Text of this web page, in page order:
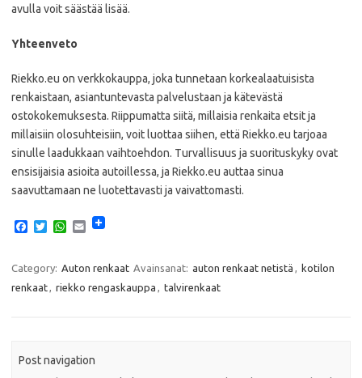
avulla voit säästää lisää.
Yhteenveto
Riekko.eu on verkkokauppa, joka tunnetaan korkealaatuisista
renkaistaan, asiantuntevasta palvelustaan ja kätevästä
ostokokemuksesta. Riippumatta siitä, millaisia renkaita etsit ja
millaisiin olosuhteisiin, voit luottaa siihen, että Riekko.eu tarjoaa
sinulle laadukkaan vaihtoehdon. Turvallisuus ja suorituskyky ovat
ensisijaisia asioita autoillessa, ja Riekko.eu auttaa sinua
saavuttamaan ne luotettavasti ja vaivattomasti.
e
b
o
T
t
t
e
W
t
A
E
i
Category: Auton renkaat Avainsanat: auton renkaat netistä , kotilon
renkaat, riekko rengaskauppa , talvirenkaat
Post navigation